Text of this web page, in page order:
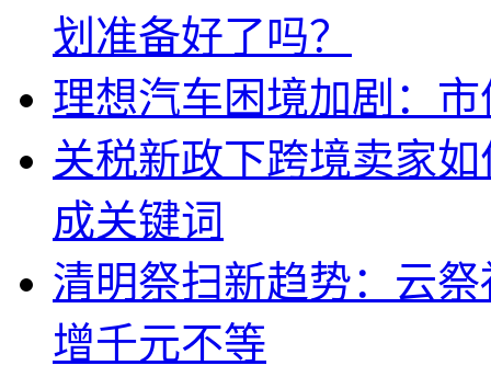
划准备好了吗？
理想汽车困境加剧：
关税新政下跨境卖家
成关键词
清明祭扫新趋势：云
增千元不等